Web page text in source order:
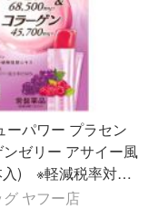
ーパワー プラセン
ゼリー アサイー風
入) ※軽減税率対象
ヤフー店